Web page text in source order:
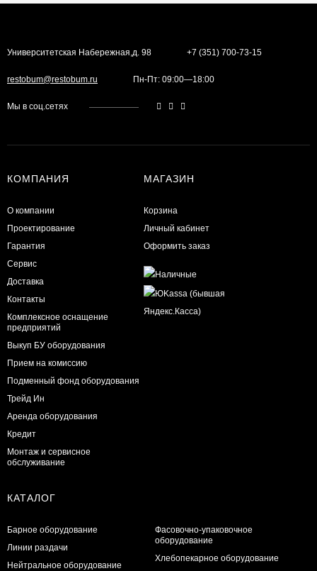
Университетская Набережная,д. 98 +7 (351) 700-73-15
restobum@restobum.ru Пн-Пт: 09:00—18:00
Мы в соц.сетях
КОМПАНИЯ
О компании
Проектирование
Гарантия
Сервис
Доставка
Контакты
Комплексное оснащение
предприятий
Выкуп БУ оборудования
Прием на комиссию
Подменный фонд оборудования
Трейд Ин
Аренда оборудования
Кредит
Монтаж и сервисное
обслуживание
МАГАЗИН
Корзина
Личный кабинет
Оформить заказ
КАТАЛОГ
Барное оборудование
Линии раздачи
Нейтральное оборудование
Фасовочно-упаковочное
оборудование
Хлебопекарное оборудование